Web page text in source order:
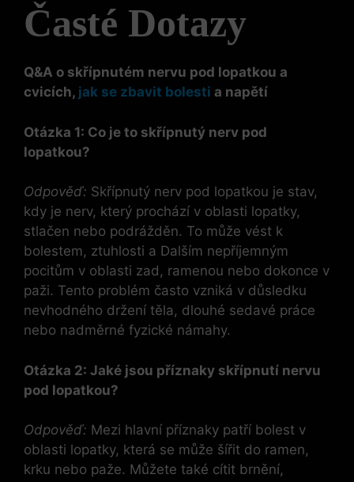
Časté Dotazy
Q&A o skřípnutém nervu pod lopatkou a
cvicích, jak se zbavit bolesti a napětí
Otázka 1: Co je to skřípnutý nerv pod
lopatkou?
Odpověď: Skřípnutý nerv pod lopatkou je stav,
kdy je nerv, který prochází v oblasti lopatky,
stlačen nebo podrážděn. To může vést k
bolestem, ztuhlosti a Dalším nepříjemným
pocitům v oblasti zad, ramenou nebo dokonce v
paži. Tento problém často vzniká v důsledku
nevhodného držení těla, dlouhé sedavé práce
nebo nadměrné fyzické námahy.
Otázka 2: Jaké jsou příznaky skřípnutí nervu
pod lopatkou?
Odpověď: Mezi hlavní příznaky patří bolest v
oblasti lopatky, která se může šířit do ramen,
krku nebo paže. Můžete také cítit brnění,